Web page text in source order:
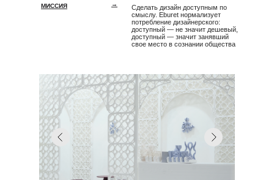
МИССИЯ
Сделать дизайн доступным по
смыслу. Eburet нормализует
потребление дизайнерского:
доступный — не значит дешевый,
доступный — значит занявший
свое место в сознании общества
→